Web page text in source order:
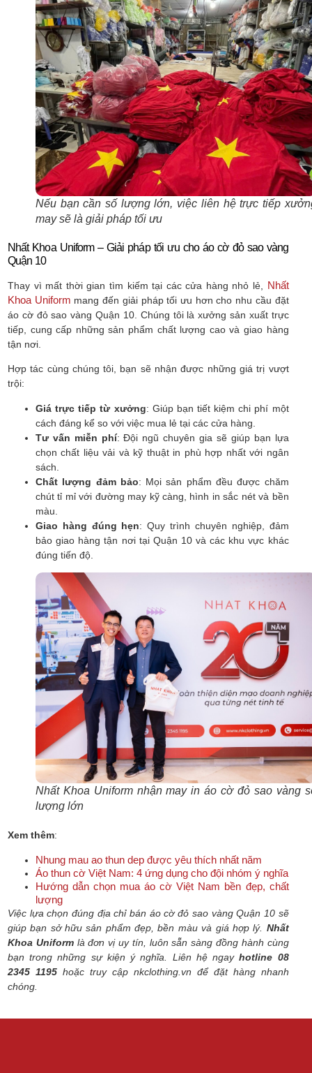
Nếu bạn cần số lượng lớn, việc liên hệ trực tiếp
may sẽ là giải pháp tối ưu
Nhất Khoa Uniform – Giải pháp tối ưu cho áo cờ đỏ sao vàng
Quận 10
Thay vì mất thời gian tìm kiếm tại các cửa hàng nhỏ lẻ, Nhất
Khoa Uniform mang đến giải pháp tối ưu hơn cho nhu cầu đặt
áo cờ đỏ sao vàng Quận 10. Chúng tôi là xưởng sản xuất trực
tiếp, cung cấp những sản phẩm chất lượng cao và giao hàng
tận nơi.
Hợp tác cùng chúng tôi, bạn sẽ nhận được những giá trị vượt
trội:
Giá trực tiếp từ xưởng: Giúp bạn tiết kiệm chi phí một
cách đáng kể so với việc mua lẻ tại các cửa hàng.
Tư vấn miễn phí: Đội ngũ chuyên gia sẽ giúp bạn lựa
chọn chất liệu vải và kỹ thuật in phù hợp nhất với ngân
sách.
Chất lượng đảm bảo: Mọi sản phẩm đều được chăm
chút tỉ mỉ với đường may kỹ càng, hình in sắc nét và bền
màu.
Giao hàng đúng hẹn: Quy trình chuyên nghiệp, đảm
bảo giao hàng tận nơi tại Quận 10 và các khu vực khác
đúng tiến độ.
Nhất Khoa Uniform nhận may in áo cờ đỏ sao vàng
lượng lớn
Xem thêm:
Nhung mau ao thun dep được yêu thích nhất năm
Áo thun cờ Việt Nam: 4 ứng dụng cho đội nhóm ý nghĩa
Hướng dẫn chọn mua áo cờ Việt Nam bền đẹp, chất
lượng
Việc lựa chọn đúng địa chỉ bán áo cờ đỏ sao vàng Quận 10 sẽ
giúp bạn sở hữu sản phẩm đẹp, bền màu và giá hợp lý. Nhất
Khoa Uniformlà đơn vị uy tín, luôn sẵn sàng đồng hành cùng
bạn trong những sự kiện ý nghĩa. Liên hệ ngayhotline 08
2345 1195hoặc truy cập nkclothing.vn để đặt hàng nhanh
chóng.